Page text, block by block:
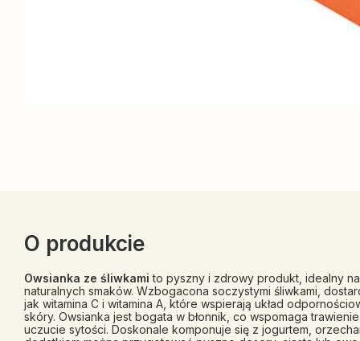
O produkcie
Owsianka ze śliwkami to pyszny i zdrowy produkt, idealny na
naturalnych smaków. Wzbogacona soczystymi śliwkami,
jak witamina C i witamina A, które wspierają układ
skóry. Owsianka jest bogata w błonnik, co wspomaga
uczucie sytości. Doskonale komponuje się z jogurtem,